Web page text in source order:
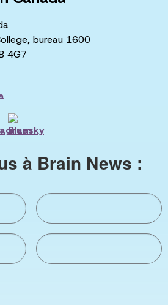
bureau 1600
4G7
à Brain News :